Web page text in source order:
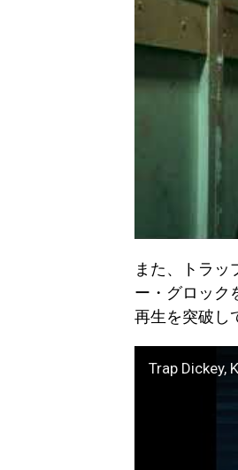
また、トラ
ー・グロック
再生を突破し
Trap Dickey,